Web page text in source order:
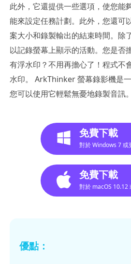
此外，它還提供一些選項，使您能
能來設定任務計劃。此外，您還可
案大小和錄製輸出的結束時間。除
以記錄螢幕上顯示的活動。您是否
有浮水印？不用再擔心了！程式不
水印。 ArkThinker 螢幕錄影機是
您可以使用它輕鬆無憂地錄製音訊。
免費下載
對於 Windows 7 或
免費下載
對於 macOS 10.12
優點：